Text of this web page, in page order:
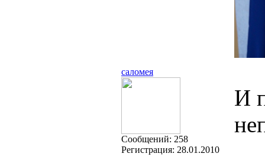
саломея
Cообщений: 258
Регистрация: 28.01.2010
И